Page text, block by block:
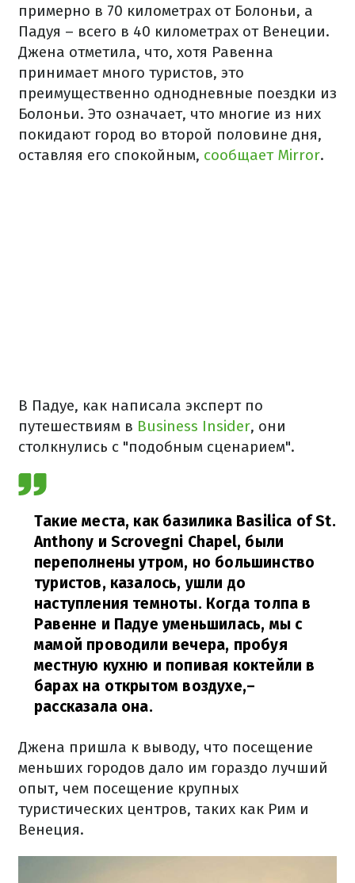
примерно в 70 километрах от Болоньи, а
Падуя – всего в 40 километрах от Венеции.
Джена отметила, что, хотя Равенна
принимает много туристов, это
преимущественно однодневные поездки из
Болоньи. Это означает, что многие из них
покидают город во второй половине дня,
оставляя его спокойным, сообщает Mirror.
В Падуе, как написала эксперт по
путешествиям в Business Insider, они
столкнулись с "подобным сценарием".
Такие места, как базилика Basilica of St.
Anthony и Scrovegni Chapel, были
переполнены утром, но большинство
туристов, казалось, ушли до
наступления темноты. Когда толпа в
Равенне и Падуе уменьшилась, мы с
мамой проводили вечера, пробуя
местную кухню и попивая коктейли в
барах на открытом воздухе,–
рассказала она.
Джена пришла к выводу, что посещение
меньших городов дало им гораздо лучший
опыт, чем посещение крупных
туристических центров, таких как Рим и
Венеция.